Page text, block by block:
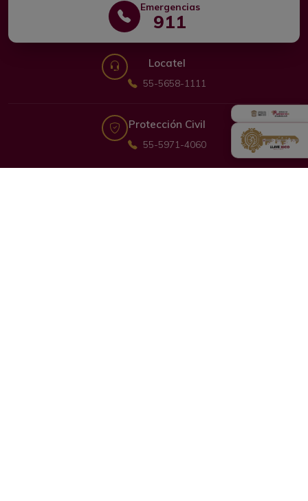
Emergencias
911
Locatel
55-5658-1111
Protección Civil
55-5971-4060